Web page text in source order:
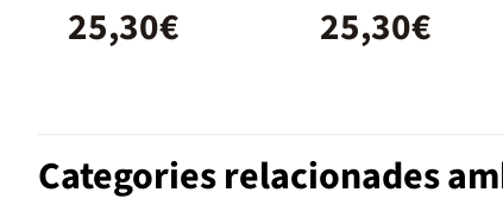
25,30€ 25,30€
Categories relacionades